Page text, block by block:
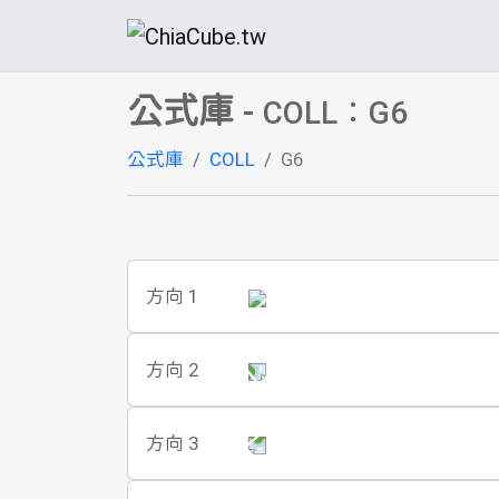
公式庫 - COLL：G6
公式庫 COLL G6
方向 1
方向 2
方向 3